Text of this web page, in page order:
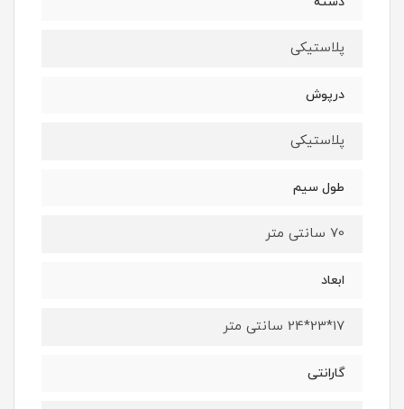
پلاستیکی
درپوش
پلاستیکی
طول سیم
70 سانتی متر
ابعاد
17*23*24 سانتی متر
گارانتی